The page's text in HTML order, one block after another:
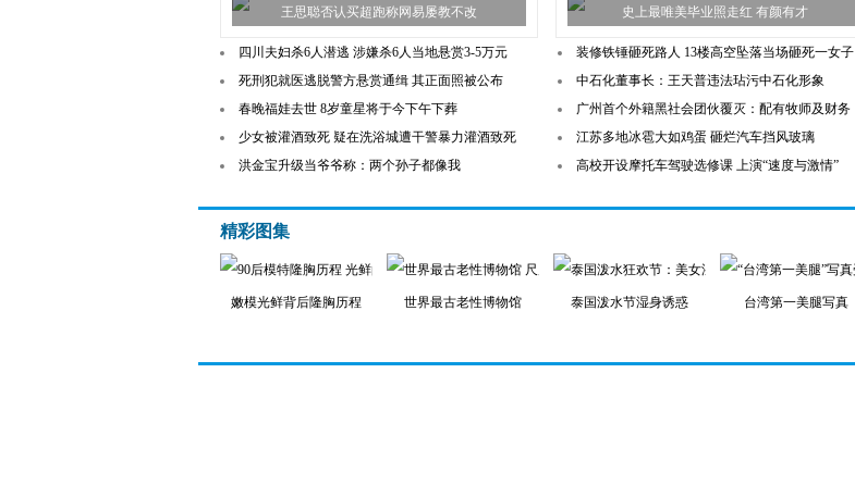
王思聪否认买超跑称网易屡教不改 史上最唯美毕业照走红 有颜有才
四川夫妇杀6人潜逃 涉嫌杀6人当地悬赏3-5万元
死刑犯就医逃脱警方悬赏通缉 其正面照被公布
春晚福娃去世 8岁童星将于今下午下葬
少女被灌酒致死 疑在洗浴城遭干警暴力灌酒致死
洪金宝升级当爷爷称：两个孙子都像我
装修铁锤砸死路人 13楼高空坠落当场砸死一女子
中石化董事长：王天普违法玷污中石化形象
广州首个外籍黑社会团伙覆灭：配有牧师及财务
江苏多地冰雹大如鸡蛋 砸烂汽车挡风玻璃
高校开设摩托车驾驶选修课 上演“速度与激情”
精彩图集
嫩模光鲜背后隆胸历程 世界最古老性博物馆 泰国泼水节湿身诱惑 台湾第一美腿写真